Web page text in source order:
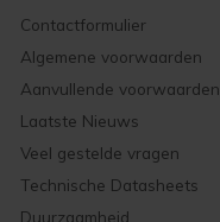
Contactformulier
Algemene voorwaarden
Aanvullende voorwaarden
Laatste Nieuws
Veel gestelde vragen
Technische Datasheets
Duurzaamheid